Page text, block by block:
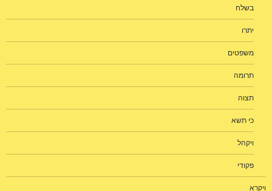
בשלח
יתרו
משפטים
תרומה
תצוה
כי תשא
ויקהל
פקודי
ויקרא